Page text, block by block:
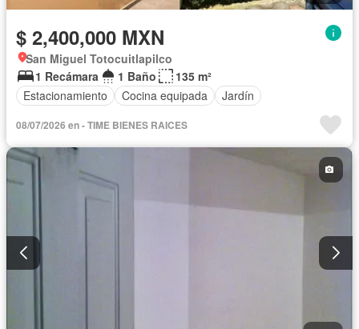
$ 2,400,000 MXN
San Miguel Totocuitlapilco
1 Recámara
1 Baño
135 m²
Estacionamiento
Cocina equipada Jardín
08/07/2026 en - TIME BIENES RAICES